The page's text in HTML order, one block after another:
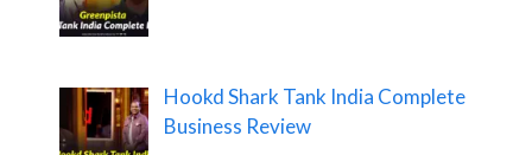
Hookd Shark Tank India Complete
Business Review